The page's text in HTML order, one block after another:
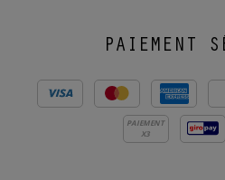
PAIEMENT
PAIEMENT
X3